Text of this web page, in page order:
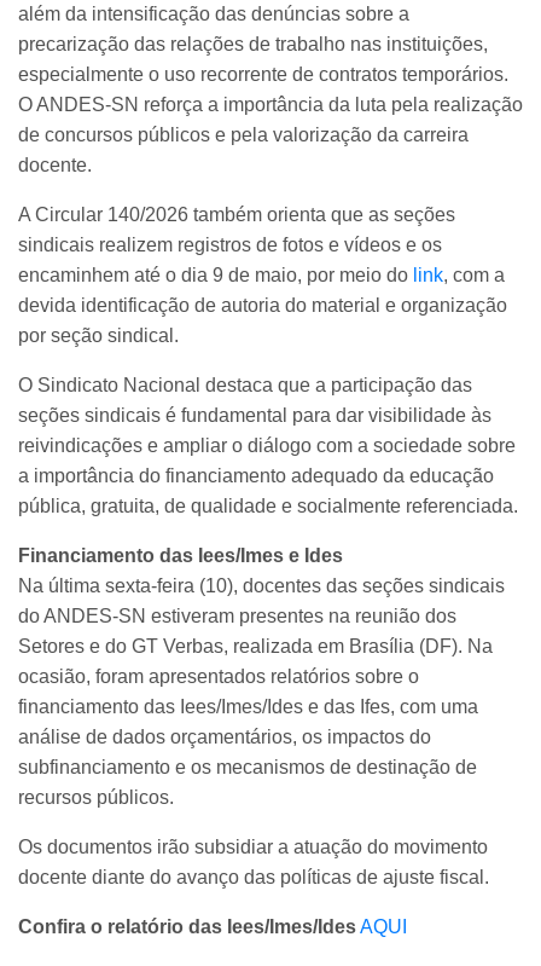
além da intensificação das denúncias sobre a
precarização das relações de trabalho nas instituições,
especialmente o uso recorrente de contratos temporários.
O ANDES-SN reforça a importância da luta pela realização
de concursos públicos e pela valorização da carreira
docente.
A Circular 140/2026 também orienta que as seções
sindicais realizem registros de fotos e vídeos e os
encaminhem até o dia 9 de maio, por meio do link, com a
devida identificação de autoria do material e organização
por seção sindical.
O Sindicato Nacional destaca que a participação das
seções sindicais é fundamental para dar visibilidade às
reivindicações e ampliar o diálogo com a sociedade sobre
a importância do financiamento adequado da educação
pública, gratuita, de qualidade e socialmente referenciada.
Financiamento das Iees/Imes e Ides
Na última sexta-feira (10), docentes das seções sindicais
do ANDES-SN estiveram presentes na reunião dos
Setores e do GT Verbas, realizada em Brasília (DF). Na
ocasião, foram apresentados relatórios sobre o
financiamento das Iees/Imes/Ides e das Ifes, com uma
análise de dados orçamentários, os impactos do
subfinanciamento e os mecanismos de destinação de
recursos públicos.
Os documentos irão subsidiar a atuação do movimento
docente diante do avanço das políticas de ajuste fiscal.
Confira o relatório das Iees/Imes/IdesAQUI